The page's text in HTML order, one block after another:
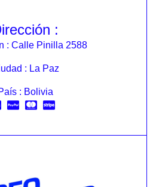
:
: Calle Pinilla 2588
: La Paz
: Bolivia